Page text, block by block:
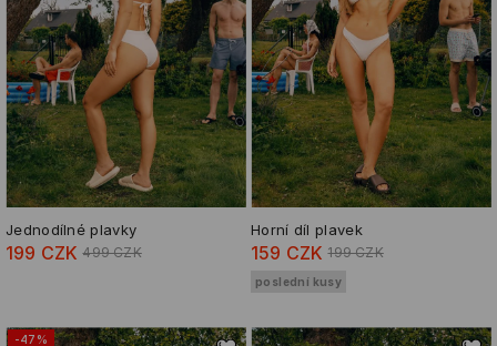
Jednodílné plavky
199 CZK 499 CZK
Horní díl plavek
159 CZK 199 CZK
poslední kusy
-47%